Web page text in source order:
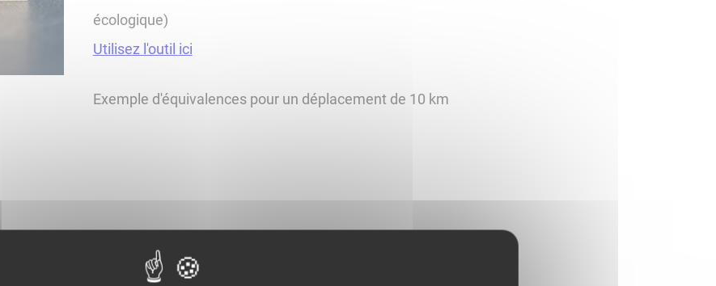
écologique)
Utilisez l'outil ici
Exemple d'équivalences pour un déplacement de 10 km​​​​​​​